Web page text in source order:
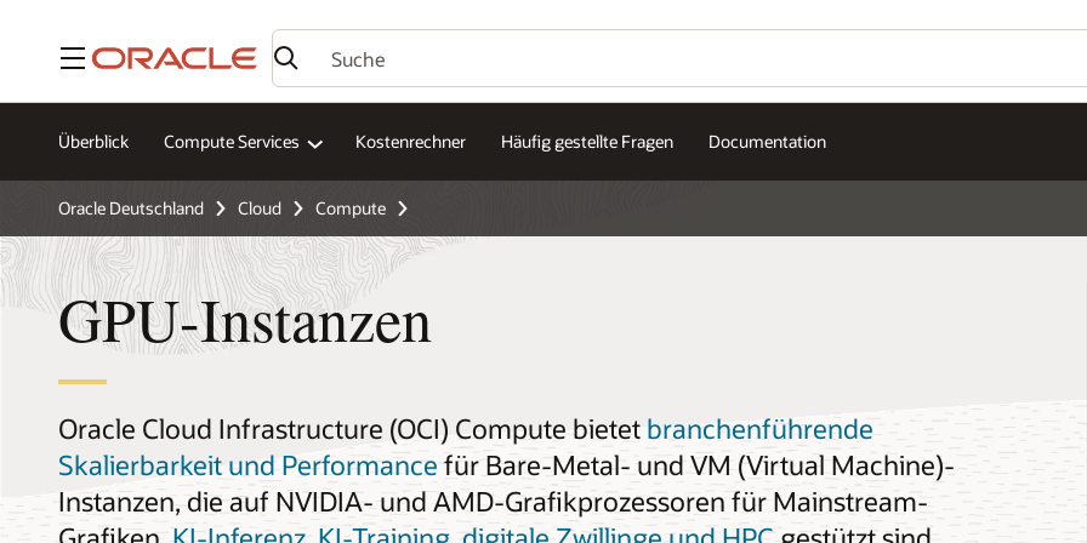
Menü
Überblick Compute Services Kostenrechner Häufig gestellte Fragen Documentation
Oracle Deutschland Cloud Compute
GPU-Instanzen
Oracle Cloud Infrastructure (OCI) Compute bietet branchenführende
Skalierbarkeit und Performance für Bare-Metal- und VM (Virtual Machine)-
Instanzen, die auf NVIDIA- und AMD-Grafikprozessoren für Mainstream-